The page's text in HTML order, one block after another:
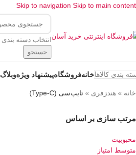
Skip to navigation Skip to main content
انتخاب دسته بندی
جستجو
بندی کالاهاخانهفروشگاهپیشنهاد ویژهوبلاگ
خانه » هندزفری » تایپ‌سی (Type-C)
مرتب سازی بر اساس
محبوبیت
متوسط امتیاز